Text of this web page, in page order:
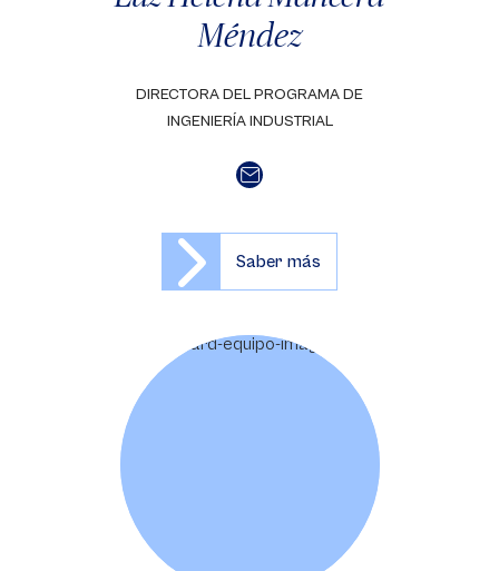
Méndez
DIRECTORA DEL PROGRAMA DE
INGENIERÍA INDUSTRIAL
Saber más